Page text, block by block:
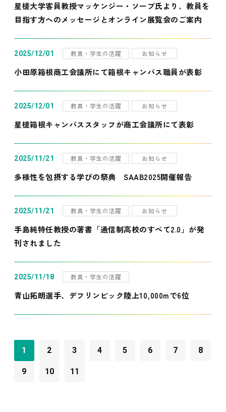
星槎大学客員教授マッケンジー・ソープ氏より、教員を
目指す方へのメッセージとオンライン展覧会のご案内
2025/12/01 教員・学生の活躍 お知らせ
小田原箱根商工会議所にて箱根キャンパス職員が表彰
2025/12/01 教員・学生の活躍 お知らせ
星槎箱根キャンパススタッフが商工会議所にて表彰
2025/11/21 教員・学生の活躍 お知らせ
多様性を包摂する学びの祭典 SAAB2025開催報告
2025/11/21 教員・学生の活躍 お知らせ
手島純特任教授の著書「通信制高校のすべて2.0」が発
刊されました
2025/11/18 教員・学生の活躍
青山拓朗選手、デフリンピック陸上10,000mで6位
1 2 3 4 5 6 7 8
9 10 11